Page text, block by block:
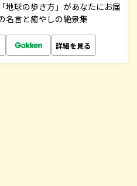
地球の歩き方」があなたにお届
名言と癒やしの絶景集
詳細を見る